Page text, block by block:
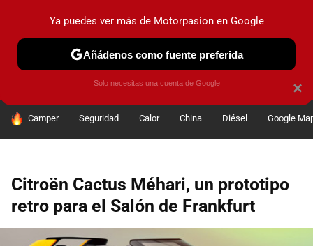
PRUEBAS COCHES ELÉCTRICOS OBSERVATORIO
HOY SE HABLA DE
Camper Seguridad Calor China Diésel Google
Citroën Cactus Méhari, un prototipo
retro para el Salón de Frankfurt
×
Ya puedes ver más de Motorpasion en Google
Añádenos como fuente preferida
Solo necesitas una cuenta de Google